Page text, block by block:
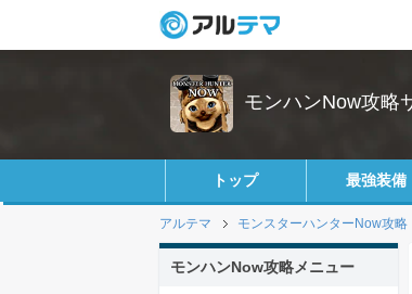
モンハンNow攻略
トップ 最強装備
アルテマ モンスターハンターNow攻略
モンハンNow攻略メニュー